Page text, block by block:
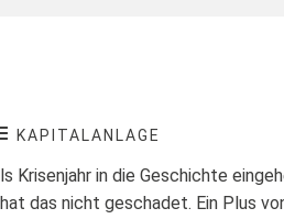
KAPITALANLAGE
Krisenjahr in die Geschichte
das nicht geschadet. Ein Plus